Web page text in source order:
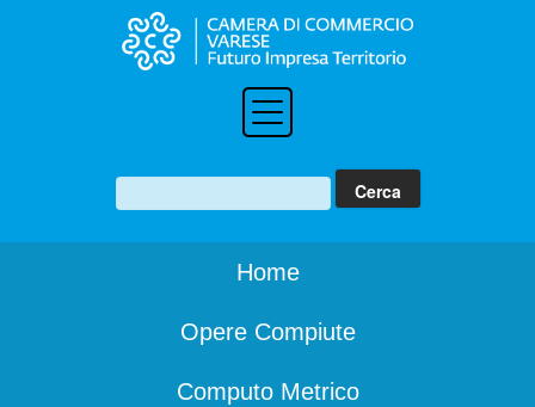
Home
Opere Compiute
Computo Metrico